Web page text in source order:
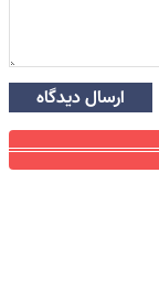
ارسال دیدگاه